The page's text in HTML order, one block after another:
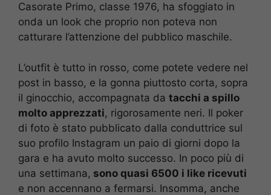
Casorate Primo, classe 1976, ha sfoggiato in
onda un look che proprio non poteva non
catturare l’attenzione del pubblico maschile.
L’outfit è tutto in rosso, come potete vedere nel
post in basso, e la gonna piuttosto corta, sopra
il ginocchio, accompagnata da tacchi a spillo
molto apprezzati, rigorosamente neri. Il poker
di foto è stato pubblicato dalla conduttrice sul
suo profilo Instagram un paio di giorni dopo la
gara e ha avuto molto successo. In poco più di
una settimana, sono quasi 6500 i like ricevuti
e non accennano a fermarsi. Insomma, anche